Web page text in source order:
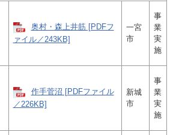
奥村・森上井筋 [PDFフ
ァイル／243KB]
一宮
市
事
業
実
施
作手菅沼 [PDFファイル
／226KB]
新城
市
事
業
実
施